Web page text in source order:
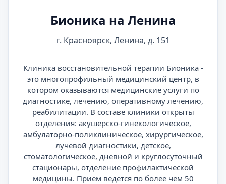
Бионика на Ленина
г. Красноярск, Ленина, д. 151
Клиника восстановительной терапии Бионика -
это многопрофильный медицинский центр, в
котором оказываются медицинские услуги по
диагностике, лечению, оперативному лечению,
реабилитации. В составе клиники открыты
отделения: акушерско-гинекологическое,
амбулаторно-поликлиническое, хирургическое,
лучевой диагностики, детское,
стоматологическое, дневной и круглосуточный
стационары, отделение профилактической
медицины. Прием ведется по более чем 50